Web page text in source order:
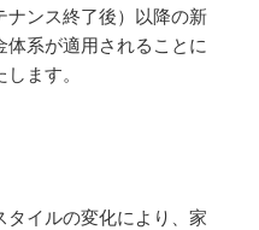
ナンス終了後）以降の新
系が適用されることに
ます。
イルの変化により、家